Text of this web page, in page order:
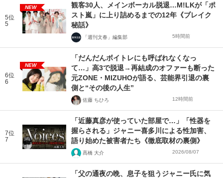
5位
5
NEW
観客30人、メインボーカル脱退…M!LKが「ポ
スト嵐」に上り詰めるまでの12年《ブレイク
秘話》
「週刊文春」編集部 5時間前
6位
6
NEW
「だんだんボイトレにも呼ばれなくなっ
て…」高3で脱退→再結成のオファーも断った
元ZONE・MIZUHOが語る、芸能界引退の裏
側と“その後の人生”
佐藤 ちひろ 12時間前
7位
7
「近藤真彦が使っていた部屋で…」「性器を
握らされる」ジャニー喜多川による性加害、
語り始めた被害者たち《徹底取材の裏側》
髙橋 大介 2026/08/07
「父の通夜の晩、息子を狙うジャニー氏に気